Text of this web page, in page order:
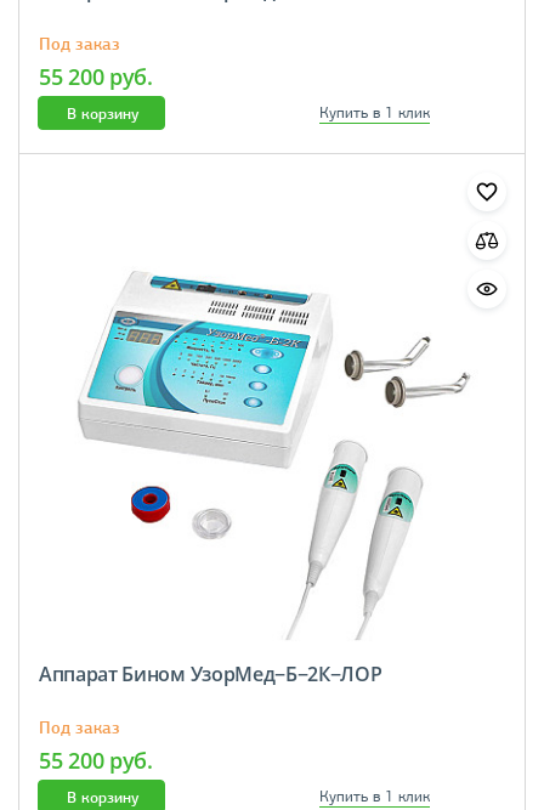
Под заказ
55 200 руб.
В корзину Купить в 1 клик
Аппарат Бином УзорМед−Б−2К−ЛОР
Под заказ
55 200 руб.
В корзину Купить в 1 клик